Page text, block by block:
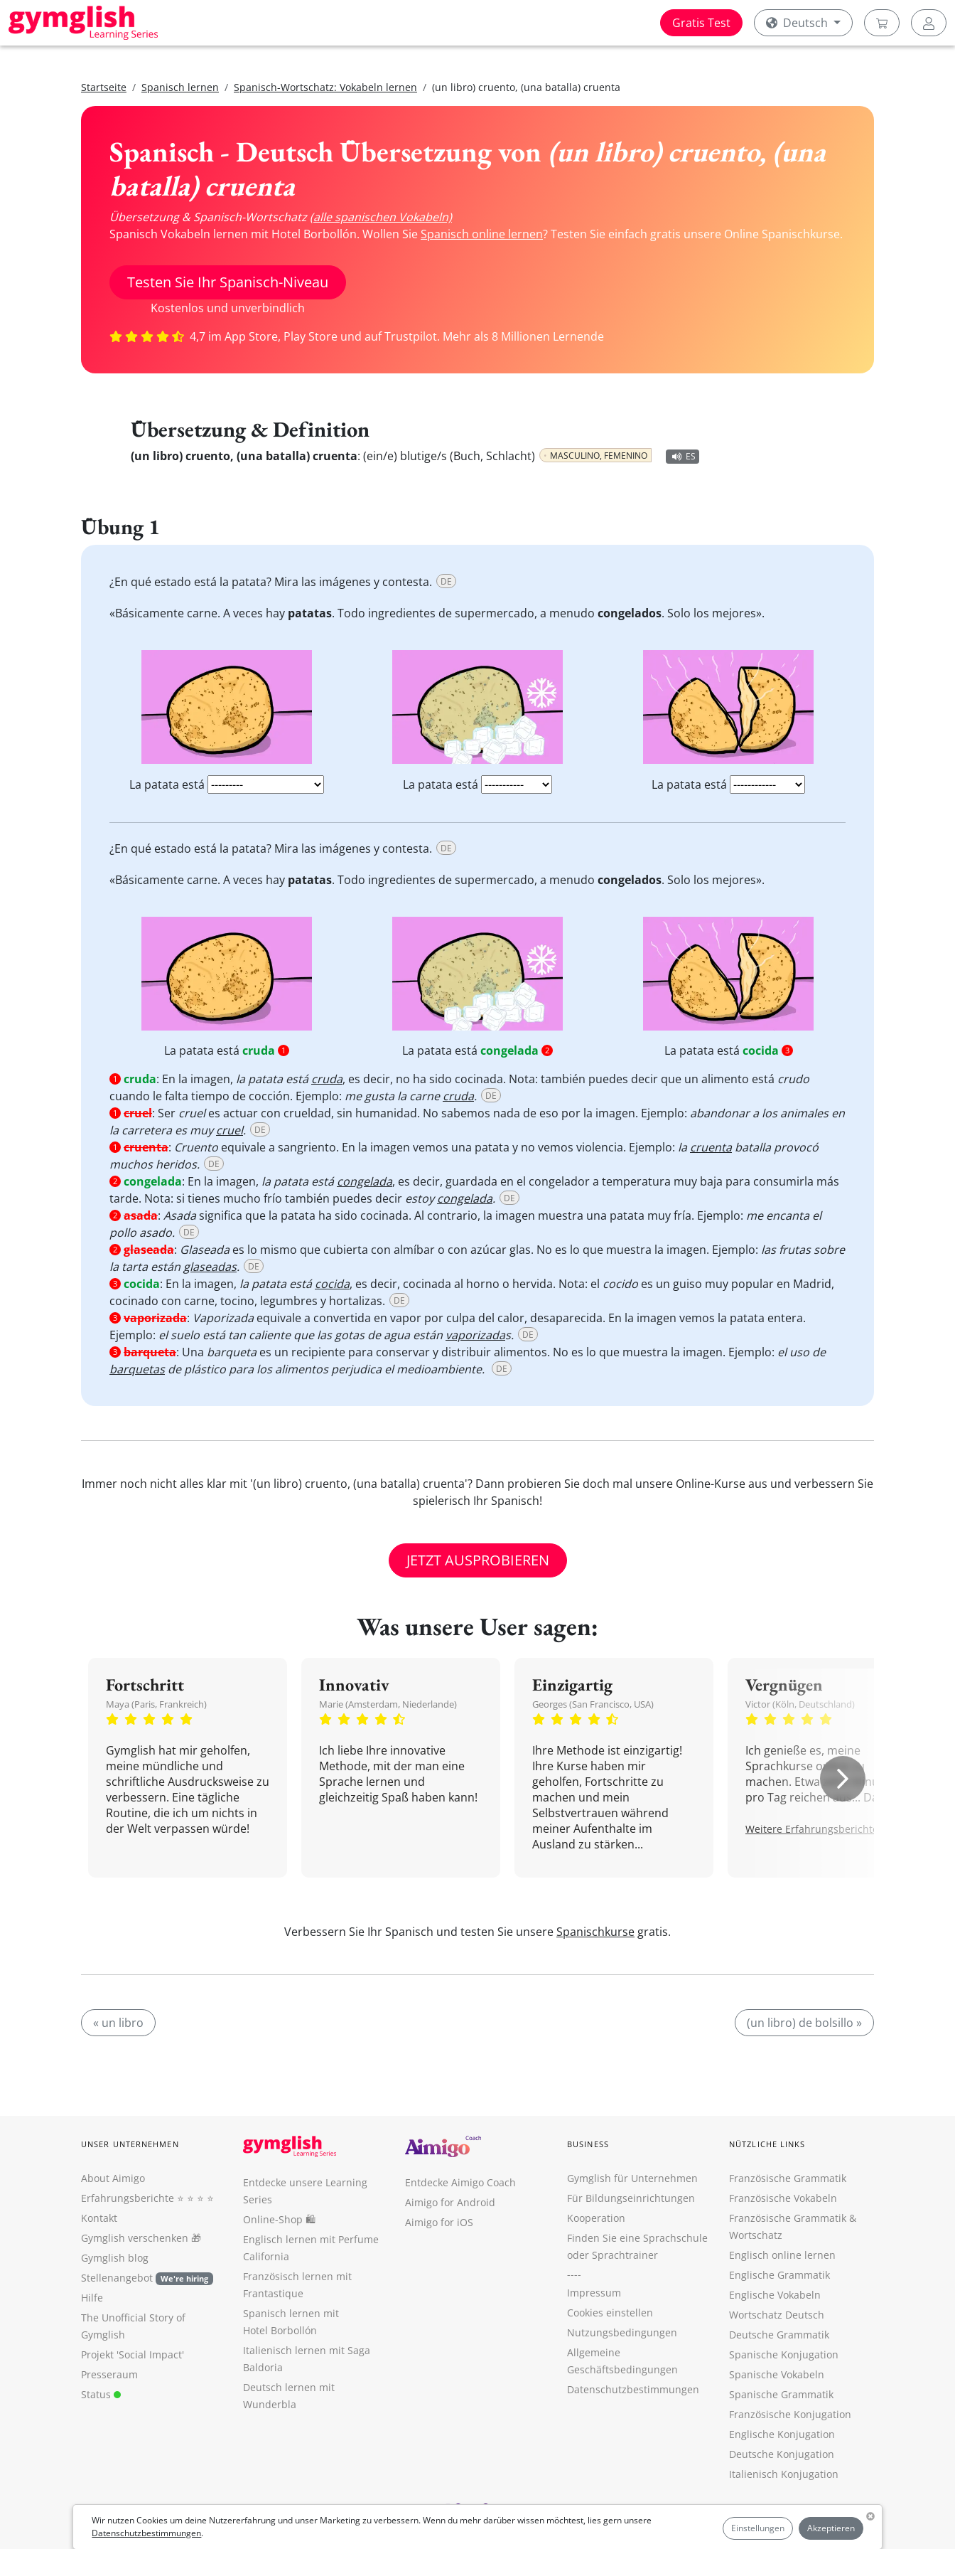
Gratis Test Deutsch
Startseite Spanisch lernen Spanisch-Wortschatz: Vokabeln lernen (un libro) cruento, (una batalla) cruenta
Spanisch - Deutsch Übersetzung von (un libro) cruento, (una
batalla) cruenta
Übersetzung & Spanisch-Wortschatz(alle spanischen Vokabeln)
Spanisch Vokabeln lernen mit Hotel Borbollón. Wollen Sie Spanisch online lernen? Testen Sie einfach gratis unsere Online Spanischkurse.
Testen Sie Ihr Spanisch-Niveau
Kostenlos und unverbindlich
4,7 im App Store, Play Store und auf Trustpilot. Mehr als 8 Millionen Lernende
Übersetzung & Definition
(un libro) cruento, (una batalla) cruenta: (ein/e) blutige/s (Buch, Schlacht) MASCULINO, FEMENINO ES
Übung 1
¿En qué estado está la patata? Mira las imágenes y contesta. DE
«Básicamente carne. A veces hay patatas. Todo ingredientes de supermercado, a menudo congelados. Solo los mejores».
La patata está La patata está La patata está
¿En qué estado está la patata? Mira las imágenes y contesta. DE
«Básicamente carne. A veces hay patatas. Todo ingredientes de supermercado, a menudo congelados. Solo los mejores».
La patata está cruda 1 La patata está congelada 2 La patata está cocida 3
1 cruda: En la imagen, la patata estácruda, es decir, no ha sido cocinada. Nota: también puedes decir que un alimento está crudo
cuando le falta tiempo de cocción. Ejemplo: me gusta la carnecruda. DE
1 cruel: Ser crueles actuar con crueldad, sin humanidad. No sabemos nada de eso por la imagen. Ejemplo: abandonar a los animales en
la carretera es muycruel. DE
1 cruenta: Cruento equivale a sangriento. En la imagen vemos una patata y no vemos violencia. Ejemplo: lacruentabatalla provocó
muchos heridos.
DE
2 congelada: En la imagen, la patata estácongelada, es decir, guardada en el congelador a temperatura muy baja para consumirla más
tarde. Nota: si tienes mucho frío también puedes decir estoycongelada. DE
2 asada: Asadasignifica que la patata ha sido cocinada. Al contrario, la imagen muestra una patata muy fría. Ejemplo: me encanta el
pollo asado.
DE
2 glaseada: Glaseadaes lo mismo que cubierta con almíbar o con azúcar glas. No es lo que muestra la imagen. Ejemplo: las frutas sobre
la tarta están glaseadas. DE
3 cocida: En la imagen, la patata estácocida, es decir, cocinada al horno o hervida. Nota: el cocido es un guiso muy popular en Madrid,
cocinado con carne, tocino, legumbres y hortalizas.
DE
3 vaporizada: Vaporizadaequivale a convertida en vapor por culpa del calor, desaparecida. En la imagen vemos la patata entera.
Ejemplo: el suelo está tan caliente que las gotas de agua están vaporizadas. DE
3 barqueta: Una barquetaes un recipiente para conservar y distribuir alimentos. No es lo que muestra la imagen. Ejemplo: el uso de
barquetasde plástico para los alimentos perjudica el medioambiente. DE
Immer noch nicht alles klar mit '(un libro) cruento, (una batalla) cruenta'? Dann probieren Sie doch mal unsere Online-Kurse aus und verbessern Sie
spielerisch Ihr Spanisch!
JETZT AUSPROBIEREN
Was unsere User sagen:
Fortschritt
Maya (Paris, Frankreich)
Gymglish hat mir geholfen,
meine mündliche und
schriftliche Ausdrucksweise zu
verbessern. Eine tägliche
Routine, die ich um nichts in
der Welt verpassen würde!
Innovativ
Marie (Amsterdam, Niederlande)
Ich liebe Ihre innovative
Methode, mit der man eine
Sprache lernen und
gleichzeitig Spaß haben kann!
Einzigartig
Georges (San Francisco, USA)
Ihre Methode ist einzigartig!
Ihre Kurse haben mir
geholfen, Fortschritte zu
machen und mein
Selbstvertrauen während
meiner Aufenthalte im
Ausland zu stärken...
Vergnügen
Victor (Köln, Deutschland)
Ich genieße es, meine
Sprachkurse online zu
machen. Etwa zehn Minuten
pro Tag reichen aus... Danke!
Weitere Erfahrungsberichte.
Verbessern Sie Ihr Spanisch und testen Sie unsereSpanischkurse gratis.
« un libro (un libro) de bolsillo »
Wir nutzen Cookies um deine Nutzererfahrung und unser Marketing zu verbessern. Wenn du mehr darüber wissen möchtest, lies gern unsere
Datenschutzbestimmungen. Einstellungen Akzeptieren
UNSER UNTERNEHMEN
About Aimigo
Erfahrungsberichte ⭐️ ⭐️ ⭐️ ⭐️
Kontakt
Gymglish verschenken 🎁
Gymglish blog
Stellenangebot
We're hiring
Hilfe
The Unofficial Story of
Gymglish
Projekt 'Social Impact'
Presseraum
Status
Entdecke unsere Learning
Series
Online-Shop 🛍
Englisch lernen mit Perfume
California
Französisch lernen mit
Frantastique
Spanisch lernen mit
Hotel Borbollón
Italienisch lernen mit Saga
Baldoria
Deutsch lernen mit
Wunderbla
Entdecke Aimigo Coach
Aimigo for Android
Aimigo for iOS
BUSINESS
Gymglish für Unternehmen
Für Bildungseinrichtungen
Kooperation
Finden Sie eine Sprachschule
oder Sprachtrainer
----
Impressum
Cookies einstellen
Nutzungsbedingungen
Allgemeine
Geschäftsbedingungen
Datenschutzbestimmungen
NÜTZLICHE LINKS
Französische Grammatik
Französische Vokabeln
Französische Grammatik &
Wortschatz
Englisch online lernen
Englische Grammatik
Englische Vokabeln
Wortschatz Deutsch
Deutsche Grammatik
Spanische Konjugation
Spanische Vokabeln
Spanische Grammatik
Französische Konjugation
Englische Konjugation
Deutsche Konjugation
Italienisch Konjugation